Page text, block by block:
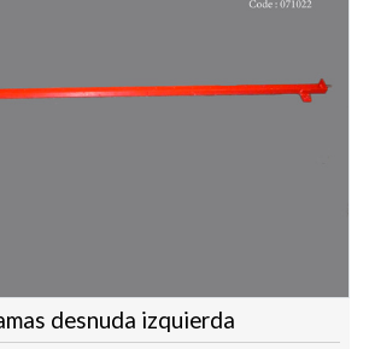
desnuda izquierda